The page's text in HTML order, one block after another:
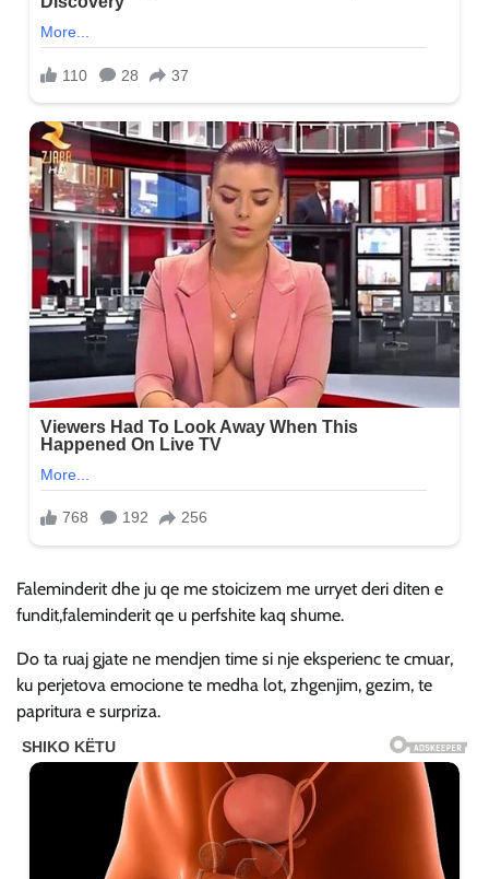
Faleminderit dhe ju qe me stoicizem me urryet deri diten e
fundit,faleminderit qe u perfshite kaq shume.
Do ta ruaj gjate ne mendjen time si nje eksperienc te cmuar,
ku perjetova emocione te medha lot, zhgenjim, gezim, te
papritura e surpriza.